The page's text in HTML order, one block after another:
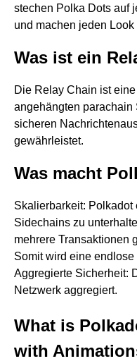
stechen Polka Dots auf
und machen jeden
Was ist ein
Die Relay Chain ist
angehängten parachain
sicheren
gewährleistet.
Was macht
Skalierbarkeit: Polkadot
Sidechains zu
mehrere Transaktionen
Somit wird eine
Aggregierte Sicherheit:
Netzwerk aggregiert.
What is
with